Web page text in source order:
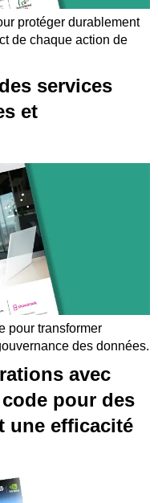
protéger durablement
de chaque action de
services
et
pour transformer
des données.
avec
code pour des
une efficacité